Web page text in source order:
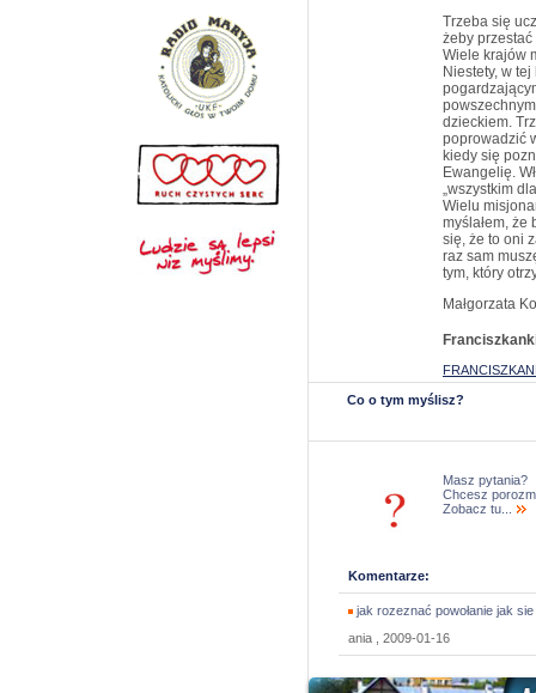
Trzeba się
żeby przestać
Wiele krajów
Niestety, w
dzieckiem.
poprowadzić
kiedy się
Ewangelię.
„wszystkim
Wielu
myślałem, że
się, że to oni
raz sam
tym, który
Małgorzata
Co o tym myślisz?
Masz pytania?
Chcesz
Zobacz tu...
Komentarze:
jak rozeznać powołanie jak
ania , 2009-01-16